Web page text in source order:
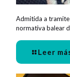
Admitida a
normativa balear
Leer